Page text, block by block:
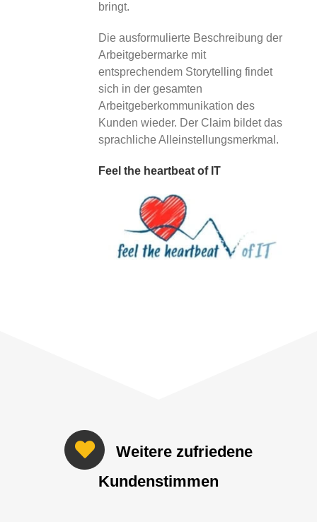
bringt.
Die ausformulierte Beschreibung der
Arbeitgebermarke mit
entsprechendem Storytelling findet
sich in der gesamten
Arbeitgeberkommunikation des
Kunden wieder. Der Claim bildet das
sprachliche Alleinstellungsmerkmal.
Feel the heartbeat of IT
Weitere zufriedene
Kundenstimmen